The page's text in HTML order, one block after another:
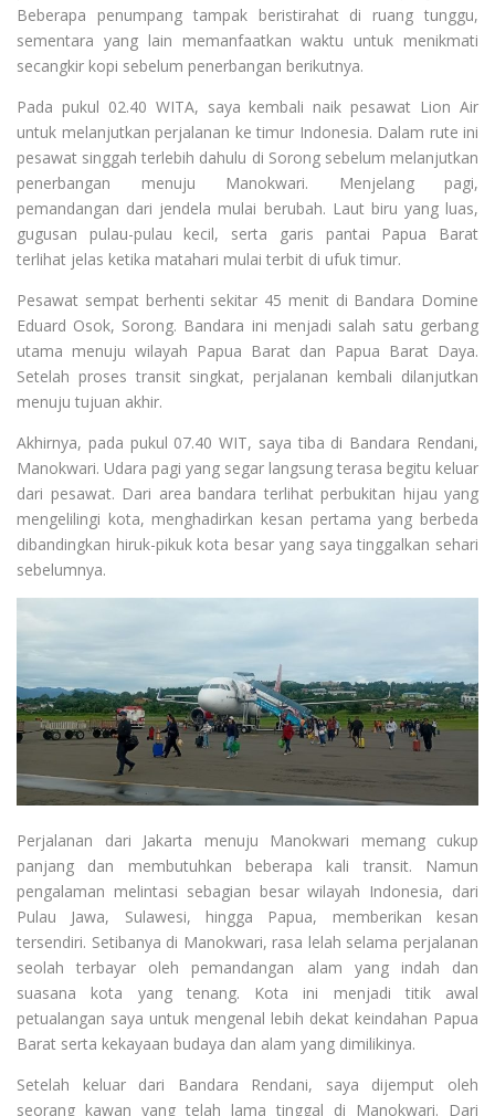
Beberapa penumpang tampak beristirahat di ruang tunggu,
sementara yang lain memanfaatkan waktu untuk menikmati
secangkir kopi sebelum penerbangan berikutnya.
Pada pukul 02.40 WITA, saya kembali naik pesawat Lion Air
untuk melanjutkan perjalanan ke timur Indonesia. Dalam rute ini
pesawat singgah terlebih dahulu di Sorong sebelum melanjutkan
penerbangan menuju Manokwari. Menjelang pagi,
pemandangan dari jendela mulai berubah. Laut biru yang luas,
gugusan pulau-pulau kecil, serta garis pantai Papua Barat
terlihat jelas ketika matahari mulai terbit di ufuk timur.
Pesawat sempat berhenti sekitar 45 menit di Bandara Domine
Eduard Osok, Sorong. Bandara ini menjadi salah satu gerbang
utama menuju wilayah Papua Barat dan Papua Barat Daya.
Setelah proses transit singkat, perjalanan kembali dilanjutkan
menuju tujuan akhir.
Akhirnya, pada pukul 07.40 WIT, saya tiba di Bandara Rendani,
Manokwari. Udara pagi yang segar langsung terasa begitu keluar
dari pesawat. Dari area bandara terlihat perbukitan hijau yang
mengelilingi kota, menghadirkan kesan pertama yang berbeda
dibandingkan hiruk-pikuk kota besar yang saya tinggalkan sehari
sebelumnya.
Perjalanan dari Jakarta menuju Manokwari memang cukup
panjang dan membutuhkan beberapa kali transit. Namun
pengalaman melintasi sebagian besar wilayah Indonesia, dari
Pulau Jawa, Sulawesi, hingga Papua, memberikan kesan
tersendiri. Setibanya di Manokwari, rasa lelah selama perjalanan
seolah terbayar oleh pemandangan alam yang indah dan
suasana kota yang tenang. Kota ini menjadi titik awal
petualangan saya untuk mengenal lebih dekat keindahan Papua
Barat serta kekayaan budaya dan alam yang dimilikinya.
Setelah keluar dari Bandara Rendani, saya dijemput oleh
seorang kawan yang telah lama tinggal di Manokwari. Dari